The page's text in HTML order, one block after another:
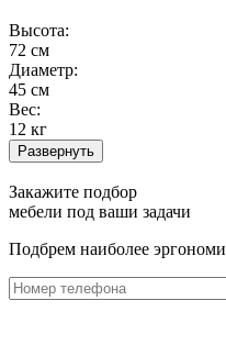
Высота:
72 см
Диаметр:
45 см
Вес:
12 кг
Развернуть
Закажите подбор
мебели под ваши задачи
Подбрем наиболее